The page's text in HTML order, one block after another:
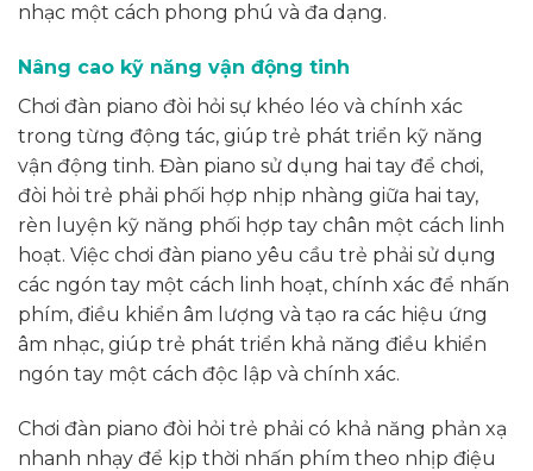
nhạc một cách phong phú và đa dạng.
Nâng cao kỹ năng vận động tinh
Chơi đàn piano đòi hỏi sự khéo léo và chính xác
trong từng động tác, giúp trẻ phát triển kỹ năng
vận động tinh. Đàn piano sử dụng hai tay để chơi,
đòi hỏi trẻ phải phối hợp nhịp nhàng giữa hai tay,
rèn luyện kỹ năng phối hợp tay chân một cách linh
hoạt. Việc chơi đàn piano yêu cầu trẻ phải sử dụng
các ngón tay một cách linh hoạt, chính xác để nhấn
phím, điều khiển âm lượng và tạo ra các hiệu ứng
âm nhạc, giúp trẻ phát triển khả năng điều khiển
ngón tay một cách độc lập và chính xác.
Chơi đàn piano đòi hỏi trẻ phải có khả năng phản xạ
nhanh nhạy để kịp thời nhấn phím theo nhịp điệu